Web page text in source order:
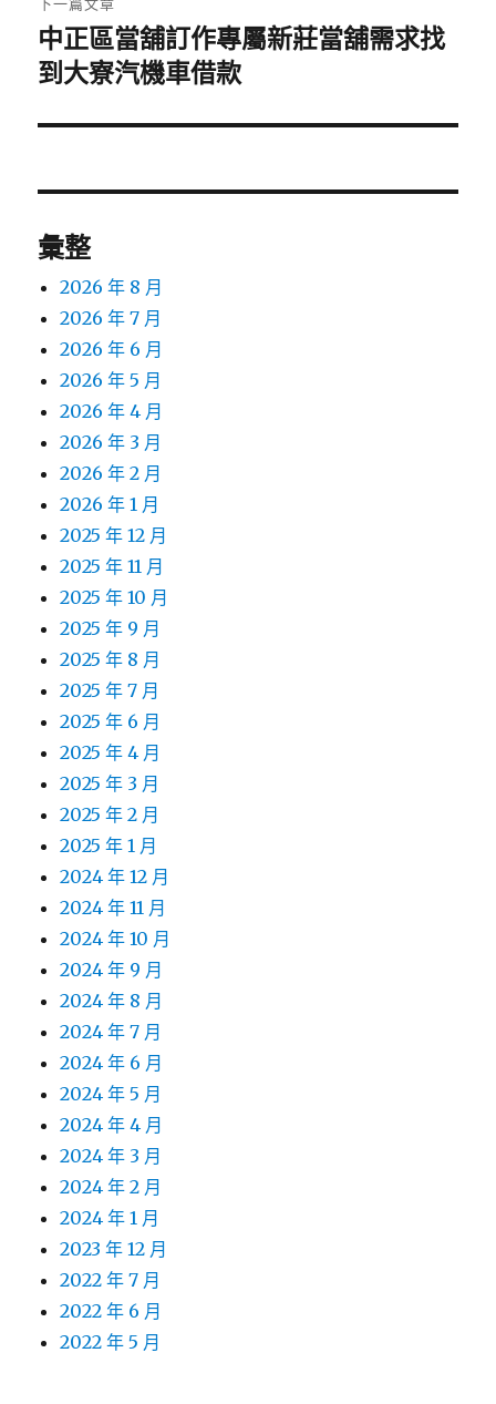
下
一
文
中正區當舖訂作專屬新莊當舖需求找
到大寮汽機車借款
彙整
2026 年 8 月
2026 年 7 月
2026 年 6 月
2026 年 5 月
2026 年 4 月
2026 年 3 月
2026 年 2 月
2026 年 1 月
2025 年 12 月
2025 年 11 月
2025 年 10 月
2025 年 9 月
2025 年 8 月
2025 年 7 月
2025 年 6 月
2025 年 4 月
2025 年 3 月
2025 年 2 月
2025 年 1 月
2024 年 12 月
2024 年 11 月
2024 年 10 月
2024 年 9 月
2024 年 8 月
2024 年 7 月
2024 年 6 月
2024 年 5 月
2024 年 4 月
2024 年 3 月
2024 年 2 月
2024 年 1 月
2023 年 12 月
2022 年 7 月
2022 年 6 月
2022 年 5 月